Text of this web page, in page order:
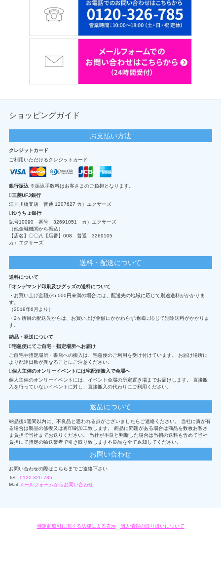
ショッピングガイド
お支払い方法
クレジットカード
ご利用いただけるクレジットカード
銀行振込 ※振込手数料はお客さまのご負担となります。
三菱UFJ銀行
江戸川橋支店 普通 1207627 カ）エクサーズ
ゆうちょ銀行
記号10090 番号 32691051 カ）エクサーズ
（他金融機関から振込）
【店名】〇〇八【店番】008 普通 3269105
カ）エクサーズ
送料・配送について
送料について
オンデマンド印刷及びグッズの送料について
・お買い上げ金額が5,000円未満の場合には、配送先の地域に応じて別途送料がかかりま
す。
（2019年6月より）
・2ヶ所目の配送先からは、お買い上げ金額にかかわらず地域に応じて別途送料がかかりま
す。
納品・発送について
宅急便にてご自宅・指定場所へお届け
ご自宅や指定場所・書店への搬入は、宅急便のご利用を受け付けています。 お届け場所に
より配達日数が異なることにご注意ください。
個人主催のオンリーイベントには宅配便搬入で会場へ
個人主催のオンリーイベントには、イベント会場の所定置き場までお届けします。 直接搬
入を行っていないイベントに対し、直接搬入の代わりにご利用ください。
返品について
納品後1週間以内に、不良品と思われる点がございましたらご連絡ください。 当社に責が有
る場合は製品の修復又は再印刷加工致します。 商品に問題がある場合は商品を数枚お客さ
ま負担で当社までお送りください。 当社が不良と判断した場合は当初の送料も含めて当社
負担にて指定の輸送業者で引き取り致します不良品を全て返却してください。
お問い合わせ
お問い合わせの際はこちらまでご連絡下さい
Tel : 0120-326-785
Mail: メールフォームからお問い合わせ
特定商取引に関する法律による表示/ 個人情報の取り扱いについて